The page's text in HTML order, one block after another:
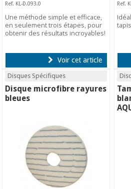
Ref. KL-D.093.0
Une méthode simple et efficace,
en seulement trois étapes, pour
obtenir des résultats incroyables!
Voir cet article
Ref.
Disques Spécifiques
Disque microfibre rayures
bleues